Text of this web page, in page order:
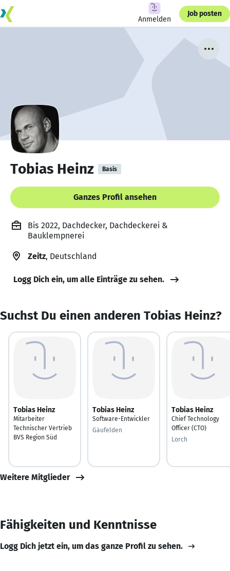
Anmelden
Job posten
Tobias Heinz Basis
Ganzes Profil ansehen
Bis 2022, Dachdecker, Dachdeckerei &
Bauklempnerei
Zeitz, Deutschland
Logg Dich ein, um alle Einträge zu sehen.
Suchst Du einen anderen Tobias Heinz?
Tobias Heinz
Mitarbeiter
Technischer Vertrieb
BVS Region Süd
Tobias Heinz
Software-Entwickler
Gäufelden
Tobias Heinz
Chief Technology
Officer (CTO)
Lorch
Weitere Mitglieder
Fähigkeiten und Kenntnisse
Logg Dich jetzt ein, um das ganze Profil zu sehen.